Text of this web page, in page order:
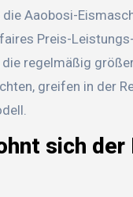
Aaobosi-
Preis-
die regelmäßig
greifen in der
sich der